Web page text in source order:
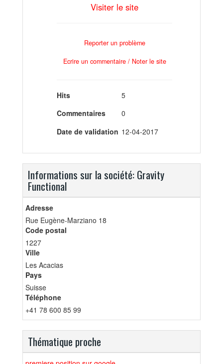
Visiter le site
Reporter un problème
Ecrire un commentaire / Noter le site
Hits
5
Commentaires
0
Date de validation 12-04-2017
Informations sur la société: Gravity
Functional
Adresse
Rue Eugène-Marziano 18
Code postal
1227
Ville
Les Acacias
Pays
Suisse
Téléphone
+41 78 600 85 99
Thématique proche